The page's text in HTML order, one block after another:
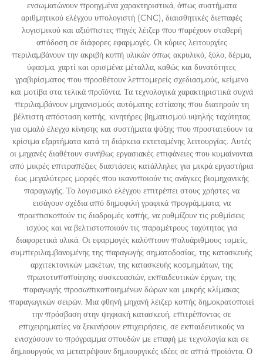
ενσωματώνουν προηγμένα χαρακτηριστικά, όπως συστήματα
αριθμητικού ελέγχου υπολογιστή (CNC), διαισθητικές διεπαφές
λογισμικού και αξιόπιστες πηγές λέιζερ που παρέχουν σταθερή
απόδοση σε διάφορες εφαρμογές. Οι κύριες λειτουργίες
περιλαμβάνουν την ακριβή κοπή υλικών όπως ακρυλικό, ξύλο, δέρμα,
ύφασμα, χαρτί και ορισμένα μέταλλα, καθώς και δυνατότητες
γραβιρίσματος που προσθέτουν λεπτομερείς σχεδιασμούς, κείμενο
και μοτίβα στα τελικά προϊόντα. Τα τεχνολογικά χαρακτηριστικά συχνά
περιλαμβάνουν μηχανισμούς αυτόματης εστίασης που διατηρούν τη
βέλτιστη απόσταση κοπής, κινητήρες βηματισμού υψηλής ταχύτητας
για ομαλό έλεγχο κίνησης και συστήματα ψύξης που προστατεύουν τα
κρίσιμα εξαρτήματα κατά τη διάρκεια εκτεταμένης λειτουργίας. Αυτές
οι μηχανές διαθέτουν συνήθως εργασιακές επιφάνειες που κυμαίνονται
από μικρές επιτραπέζιες διαστάσεις κατάλληλες για μικρά εργαστήρια
έως μεγαλύτερες μορφές που ικανοποιούν τις ανάγκες βιομηχανικής
παραγωγής. Το λογισμικό ελέγχου επιτρέπει στους χρήστες να
εισάγουν σχέδια από δημοφιλή γραφικά προγράμματα, να
προεπισκοπούν τις διαδρομές κοπής, να ρυθμίζουν τις ρυθμίσεις
ισχύος και να βελτιστοποιούν τις παραμέτρους ταχύτητας για
διαφορετικά υλικά. Οι εφαρμογές καλύπτουν πολυάριθμους τομείς,
συμπεριλαμβανομένης της παραγωγής σηματοδοσίας, της κατασκευής
αρχιτεκτονικών μακέτων, της κατασκευής κοσμημάτων, της
πρωτοτυποποίησης συσκευασιών, εκπαιδευτικών έργων, της
παραγωγής προσωπικοποιημένων δώρων και μικρής κλίμακας
παραγωγικών σειρών. Μια φθηνή μηχανή λέιζερ κοπής δημοκρατοποιεί
την πρόσβαση στην ψηφιακή κατασκευή, επιτρέποντας σε
επιχειρηματίες να ξεκινήσουν επιχειρήσεις, σε εκπαιδευτικούς να
ενισχύσουν το πρόγραμμα σπουδών με επαφή με τεχνολογία και σε
δημιουργούς να μετατρέψουν δημιουργικές ιδέες σε απτά προϊόντα. Ο